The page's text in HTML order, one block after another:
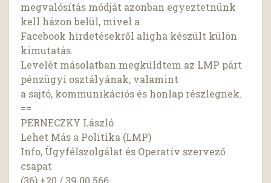
megvalósítás módját azonban egyeztetnünk
kell házon belül, mivel a
Facebook hirdetésekről aligha készült külön
kimutatás.
Levelét másolatban megküldtem az LMP párt
pénzügyi osztályának, valamint
a sajtó, kommunikációs és honlap részlegnek.
==
PERNECZKY László
Lehet Más a Politika (LMP)
Info, Ügyfélszolgálat és Operatív szervező
csapat